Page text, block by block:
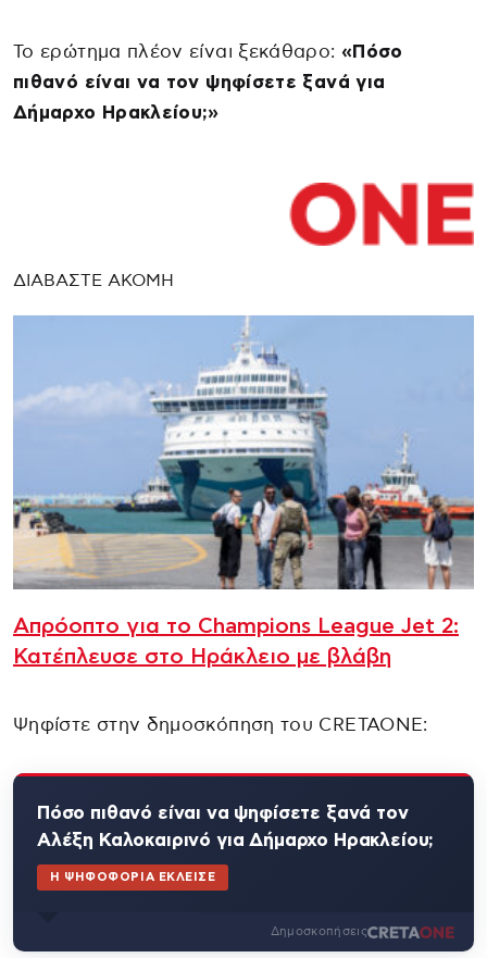
Το ερώτημα πλέον είναι ξεκάθαρο: «Πόσο
πιθανό είναι να τον ψηφίσετε ξανά για
Δήμαρχο Ηρακλείου;»
ΔΙΑΒΑΣΤΕ ΑΚΟΜΗ
Απρόοπτο για το Champions League Jet 2:
Κατέπλευσε στο Ηράκλειο με βλάβη
Ψηφίστε στην δημοσκόπηση του CRETAONE:
Πόσο πιθανό είναι να ψηφίσετε ξανά τον
Αλέξη Καλοκαιρινό για Δήμαρχο Ηρακλείου;
Η ΨΗΦΟΦΟΡΊΑ ΈΚΛΕΙΣΕ
Δημοσκοπήσεις